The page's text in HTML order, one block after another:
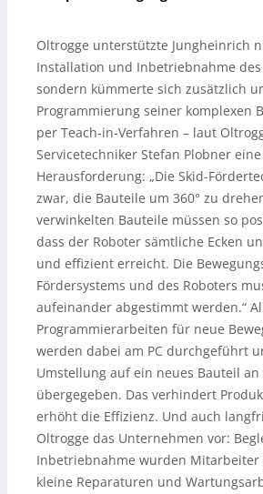
Oltrogge unterstützte Jungheinrich
Installation und Inbetriebnahme
sondern kümmerte sich zusätzlich
Programmierung seiner komplexen
per Teach-in-Verfahren – laut
Servicetechniker Stefan Plobner
Herausforderung: „Die Skid-
zwar, die Bauteile um 360° zu
verwinkelten Bauteile müssen so
dass der Roboter sämtliche Ecken
und effizient erreicht. Die
Fördersystems und des Roboters
aufeinander abgestimmt werden.“
Programmierarbeiten für neue
werden dabei am PC durchgeführt
Umstellung auf ein neues Bauteil
übergegeben. Das verhindert
erhöht die Effizienz. Und auch
Oltrogge das Unternehmen vor:
Inbetriebnahme wurden Mitarbeiter
kleine Reparaturen und